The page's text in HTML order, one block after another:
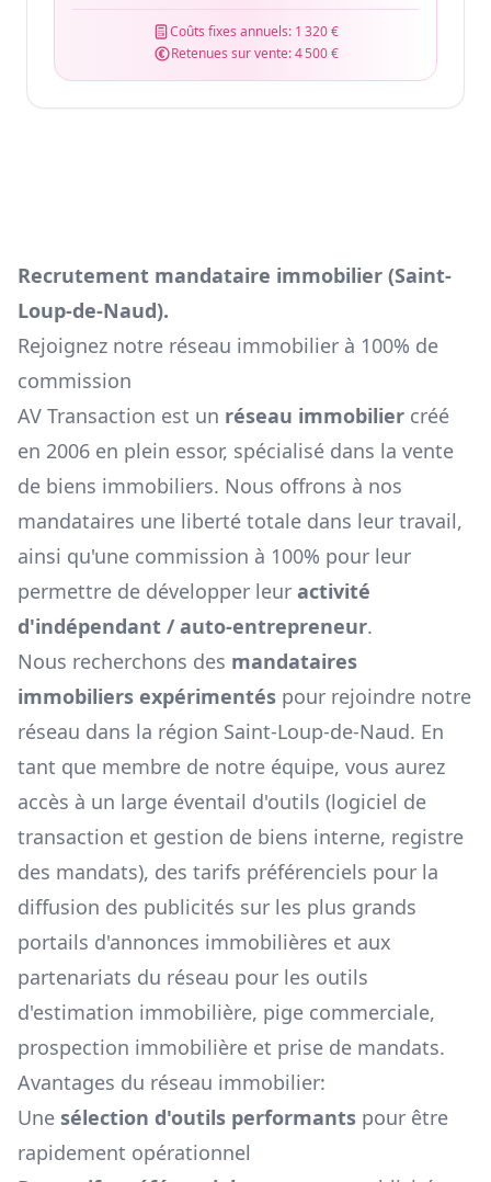
Coûts fixes annuels: 1 320 €
Retenues sur vente:4 500 €
Recrutement mandataire immobilier (Saint-
Loup-de-Naud).
Rejoignez notre réseau immobilier à 100% de
commission
AV Transaction est un réseau immobilier créé
en 2006 en plein essor, spécialisé dans la vente
de biens immobiliers. Nous offrons à nos
mandataires une liberté totale dans leur travail,
ainsi qu'une commission à 100% pour leur
permettre de développer leur activité
d'indépendant / auto-entrepreneur.
Nous recherchons des mandataires
immobiliers expérimentés pour rejoindre notre
réseau dans la région Saint-Loup-de-Naud. En
tant que membre de notre équipe, vous aurez
accès à un large éventail d'outils (logiciel de
transaction et gestion de biens interne, registre
des mandats), des tarifs préférenciels pour la
diffusion des publicités sur les plus grands
portails d'annonces immobilières et aux
partenariats du réseau pour les outils
d'estimation immobilière, pige commerciale,
prospection immobilière et prise de mandats.
Avantages du réseau immobilier:
Une sélection d'outils performants pour être
rapidement opérationnel